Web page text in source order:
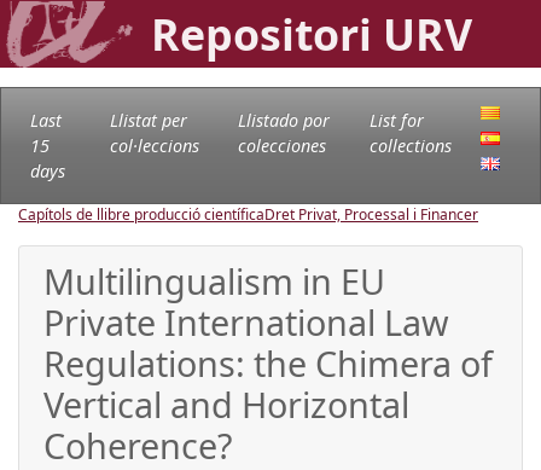
Repositori URV
Last
15
days
Llistat per
col·leccions
Llistado por
colecciones
List for
collections
Capítols de llibre producció científicaDret Privat, Processal i Financer
Multilingualism in EU
Private International Law
Regulations: the Chimera of
Vertical and Horizontal
Coherence?